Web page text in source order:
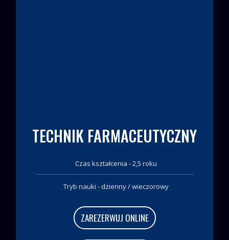
TECHNIK FARMACEUTYCZNY
Czas kształcenia - 2,5 roku
Tryb nauki - dzienny / wieczorowy
ZAREZERWUJ ONLINE